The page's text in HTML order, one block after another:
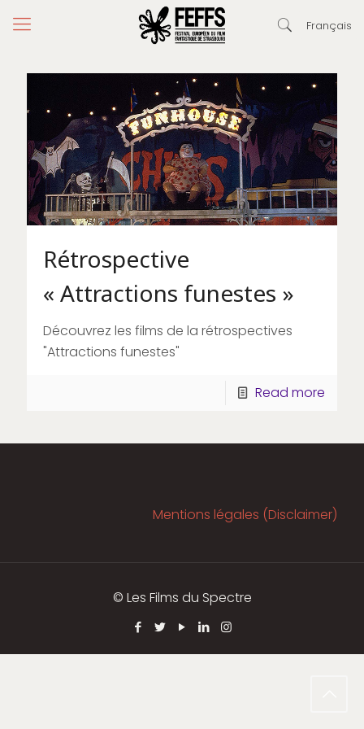
Français
Rétrospective
« Attractions funestes »
Découvrez les films de la rétrospectives
"Attractions funestes"
Read more
Mentions légales (Disclaimer)
© Les Films du Spectre